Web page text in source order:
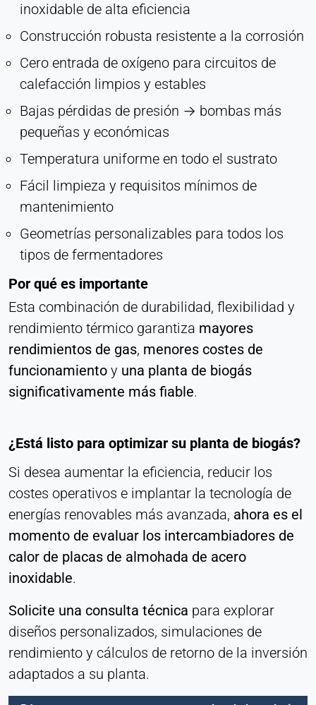
inoxidable de alta eficiencia
Construcción robusta resistente a la corrosión
Cero entrada de oxígeno para circuitos de
calefacción limpios y estables
Bajas pérdidas de presión → bombas más
pequeñas y económicas
Temperatura uniforme en todo el sustrato
Fácil limpieza y requisitos mínimos de
mantenimiento
Geometrías personalizables para todos los
tipos de fermentadores
Por qué es importante
Esta combinación de durabilidad, flexibilidad y
rendimiento térmico garantiza mayores
rendimientos de gas, menores costes de
funcionamiento y una planta de biogás
significativamente más fiable.
¿Está listo para optimizar su planta de biogás?
Si desea aumentar la eficiencia, reducir los
costes operativos e implantar la tecnología de
energías renovables más avanzada, ahora es el
momento de evaluar los intercambiadores de
calor de placas de almohada de acero
inoxidable.
Solicite una consulta técnica para explorar
diseños personalizados, simulaciones de
rendimiento y cálculos de retorno de la inversión
adaptados a su planta.